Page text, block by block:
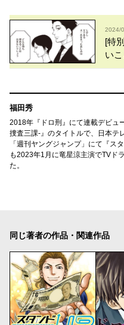
2024/
[特
い
福田秀
2018年『ドロ刑』にて連載デビュ
捜査三課-』のタイトルで、日本テ
「週刊ヤングジャンプ」にて『ス
も2023年1月に竜星涼主演でTVド
た。
同じ著者の作品・関連作品